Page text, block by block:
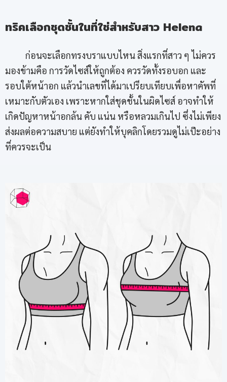
ทริคเลือกชุดชั้นในที่ใช่สำหรับสาว Helena
ก่อนจะเลือกทรงบราแบบไหน สิ่งแรกที่สาว ๆ ไม่ควร
มองข้ามคือ การวัดไซส์ให้ถูกต้อง ควรวัดทั้งรอบอก และ
รอบใต้หน้าอก แล้วนำเลขที่ได้มาเปรียบเทียบเพื่อหาคัพที่
เหมาะกับตัวเอง เพราะหากใส่ชุดชั้นในผิดไซส์ อาจทำให้
เกิดปัญหาหน้าอกล้น คับ แน่น หรือหลวมเกินไป ซึ่งไม่เพียง
ส่งผลต่อความสบาย แต่ยังทำให้บุคลิกโดยรวมดูไม่เป๊ะอย่าง
ที่ควรจะเป็น